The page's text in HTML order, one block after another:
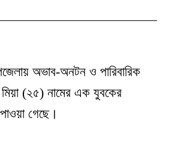
অভাব-অনটন ও পারিবারিক
(২৫) নামের এক যুবকের
গেছে।